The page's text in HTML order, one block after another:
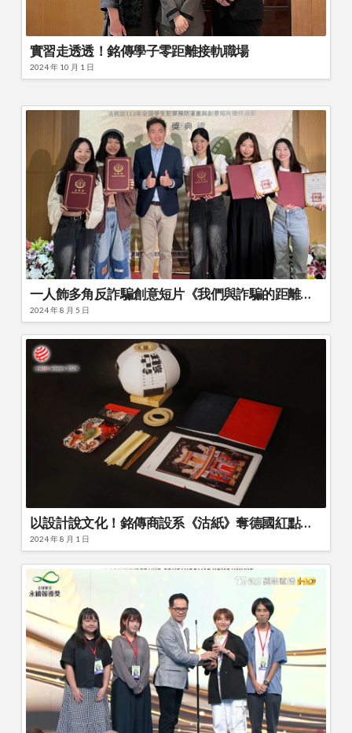
實習走透透！銘傳學子零距離接軌職場
2024 年 10 月 1 日
一人飾多角反詐騙創意短片《我們與詐騙的距離》銘傳傳播學院奪大專金質獎！
2024 年 8 月 5 日
以設計說文化！銘傳商設系《沽紙》奪德國紅點品牌暨傳達設計大獎
2024 年 8 月 1 日